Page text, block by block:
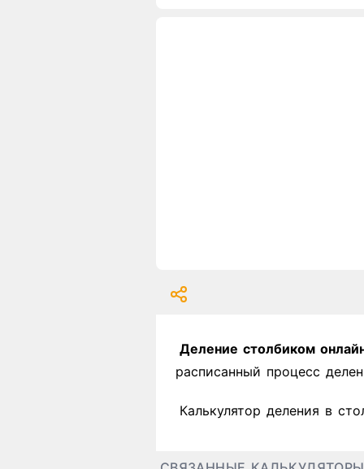
Деление столбиком
расписанный процесс
Калькулятор деления в